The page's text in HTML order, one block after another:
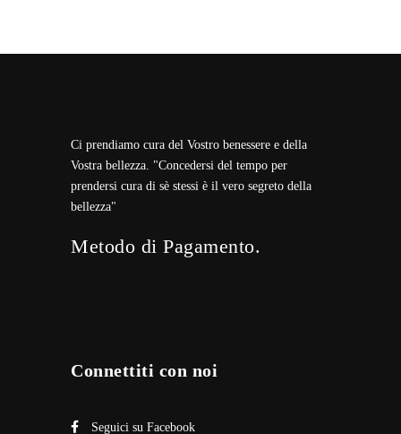
Ci prendiamo cura del Vostro benessere e della
Vostra bellezza. "Concedersi del tempo per
prendersi cura di sè stessi è il vero segreto della
bellezza"
Metodo di Pagamento.
Connettiti con noi
Seguici su Facebook